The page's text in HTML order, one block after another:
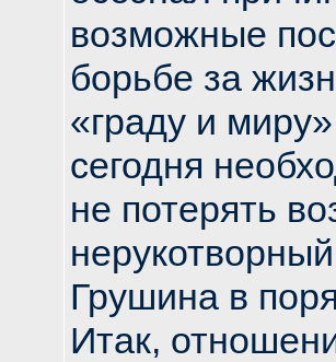
возможные
борьбе за
«граду и
сегодня
не потерять
Грушина в
Итак,